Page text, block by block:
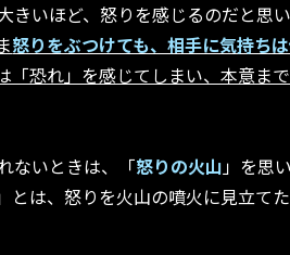
きいほど、怒りを感じるのだと思
怒りをぶつけても、相手に気持ち
「恐れ」を感じてしまい、本意ま
ないときは、「怒りの火山」を思
とは、怒りを火山の噴火に見立て